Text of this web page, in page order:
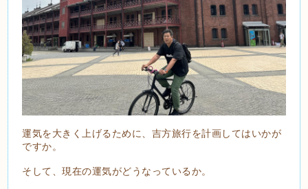
運気を大きく上げるために、吉方旅行を計画してはいかが
ですか。
そして、現在の運気がどうなっているか。